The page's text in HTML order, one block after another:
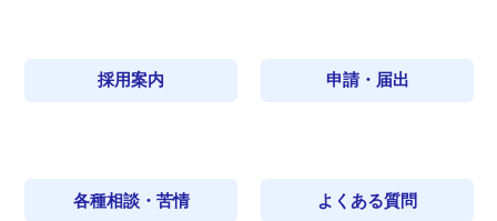
採用案内 申請・届出
各種相談・苦情 よくある質問